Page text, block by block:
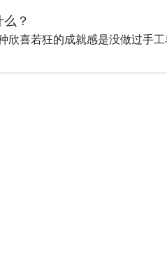
？
欣喜若狂的成就感是没做过手